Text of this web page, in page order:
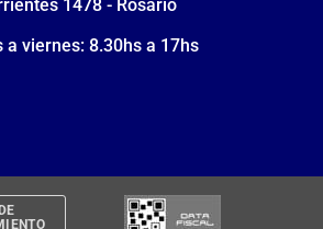
1478 - Rosario
a viernes: 8.30hs a 17hs